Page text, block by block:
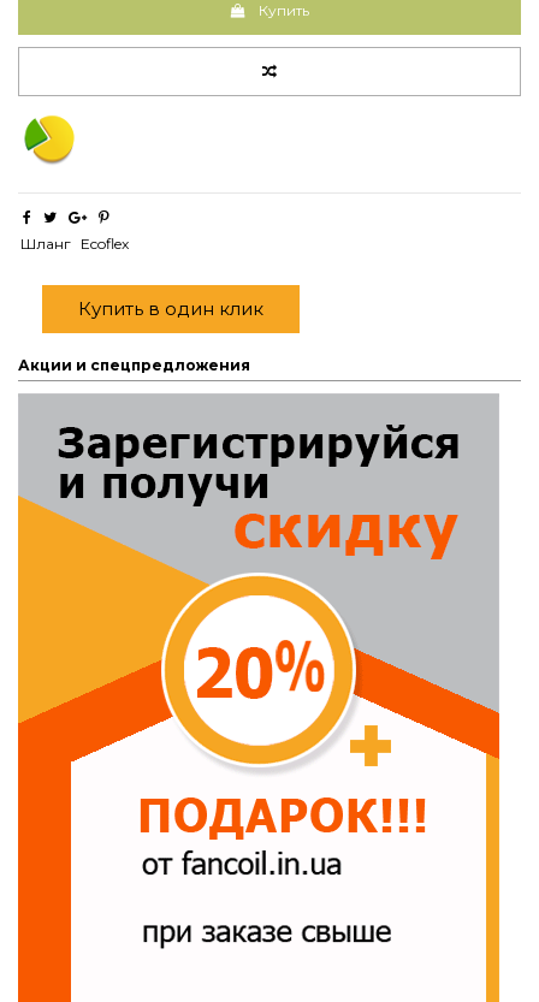
Купить
Шланг Еcoflex
Купить в один клик
Акции и спецпредложения